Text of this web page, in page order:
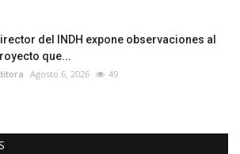
del INDH expone observaciones al
que...
Agosto 6, 2026 49